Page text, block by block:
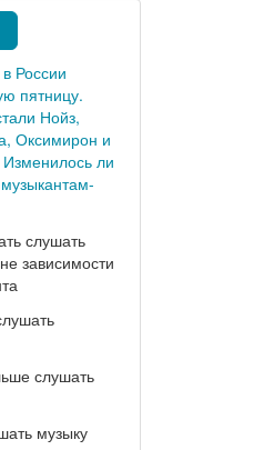
России
пятницу.
Нойз,
Оксимирон и
ли
слушать
зависимости
слушать
музыку